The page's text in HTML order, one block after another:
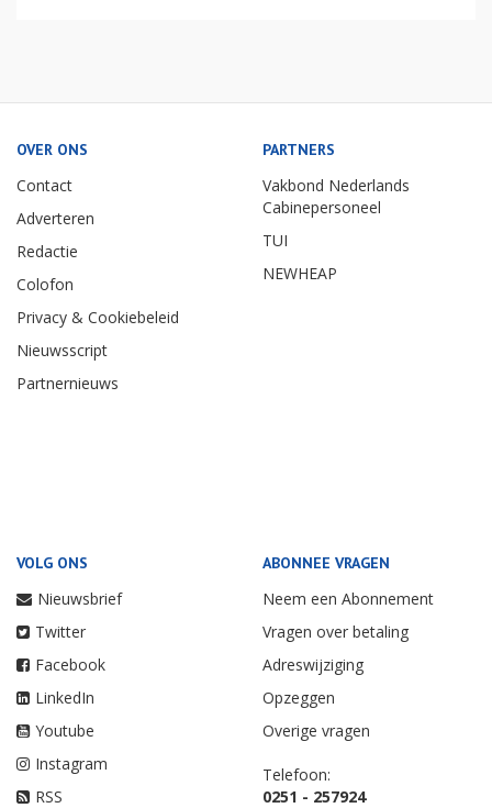
OVER ONS
Contact
Adverteren
Redactie
Colofon
Privacy & Cookiebeleid
Nieuwsscript
Partnernieuws
PARTNERS
Vakbond Nederlands
Cabinepersoneel
TUI
NEWHEAP
VOLG ONS
Nieuwsbrief
Twitter
Facebook
LinkedIn
Youtube
Instagram
RSS
ABONNEE VRAGEN
Neem een Abonnement
Vragen over betaling
Adreswijziging
Opzeggen
Overige vragen
Telefoon:
0251 - 257924